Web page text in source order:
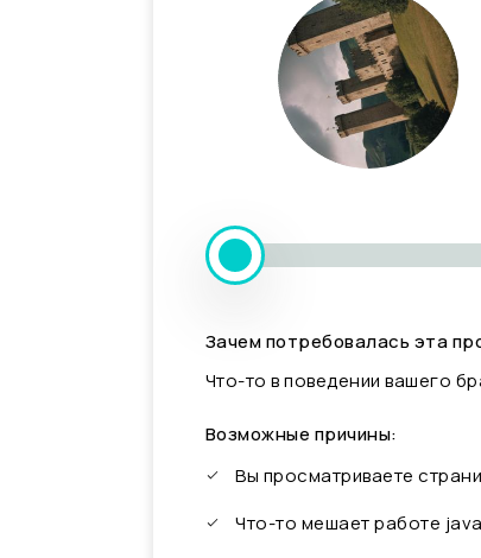
Зачем потребовалась эта
Что-то в поведении вашего
Возможные причины:
Вы просматриваете
Что-то мешает работе